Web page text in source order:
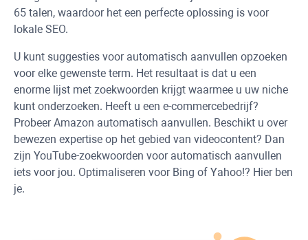
65 talen, waardoor het een perfecte oplossing is voor
lokale SEO.
U kunt suggesties voor automatisch aanvullen opzoeken
voor elke gewenste term. Het resultaat is dat u een
enorme lijst met zoekwoorden krijgt waarmee u uw niche
kunt onderzoeken. Heeft u een e-commercebedrijf?
Probeer Amazon automatisch aanvullen. Beschikt u over
bewezen expertise op het gebied van videocontent? Dan
zijn YouTube-zoekwoorden voor automatisch aanvullen
iets voor jou. Optimaliseren voor Bing of Yahoo!? Hier ben
je.